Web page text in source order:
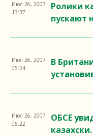
Ролики
пускают
Июл 26, 2007
13:37
В
Июл 26, 2007
05:24
ОБСЕ
Июл 26, 2007
05:22